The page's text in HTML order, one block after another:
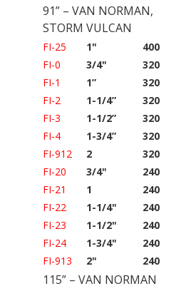
91” – VAN NORMAN,
STORM VULCAN
FI-25 1"
400
FI-0
3/4"
320
FI-1
1”
320
FI-2
1-1/4”
320
FI-3
1-1/2”
320
FI-4
1-3/4”
320
FI-912
2
320
FI-20
3/4"
240
FI-21
1
240
FI-22
1-1/4"
240
FI-23
1-1/2"
240
FI-24
1-3/4"
240
FI-913
2" 240
115” – VAN NORMAN